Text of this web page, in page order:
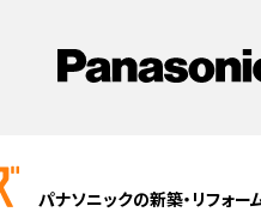
パナソニックの新築・リフォ